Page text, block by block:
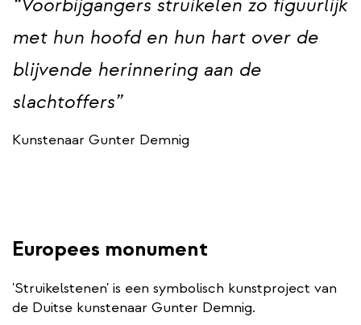
“Voorbijgangers struikelen zo figuurlijk
met hun hoofd en hun hart over de
blijvende herinnering aan de
slachtoffers”
Kunstenaar Gunter Demnig
Europees monument
'Struikelstenen' is een symbolisch kunstproject van
de Duitse kunstenaar Gunter Demnig.